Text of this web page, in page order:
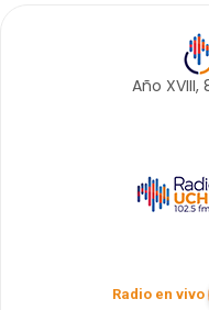
Año XVIII,
Radio en vivo